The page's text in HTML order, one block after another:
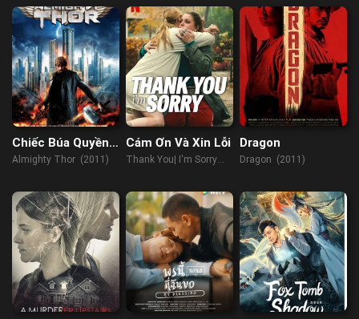
Chiếc Búa Quyền
Năng
Almighty Thor (2011)
Cám Ơn Và Xin Lỗi
Thank You| I'm Sorry
Dragon
Dragon (2011)